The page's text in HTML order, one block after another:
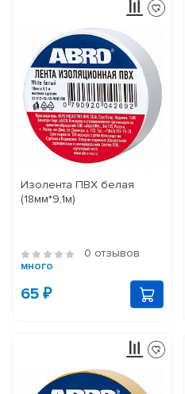
Изолента ПВХ белая
(18мм*9,1м)
0 отзывов
много
65 ₽